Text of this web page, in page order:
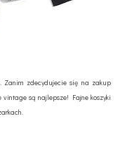
zdecydujecie się na zakup
są najlepsze! Fajne koszyki